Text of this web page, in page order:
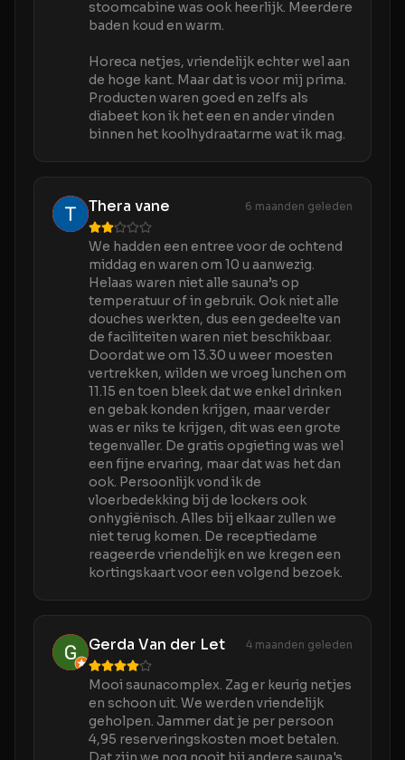
stoomcabine was ook heerlijk. Meerdere
baden koud en warm.
Horeca netjes, vriendelijk echter wel aan
de hoge kant. Maar dat is voor mij prima.
Producten waren goed en zelfs als
diabeet kon ik het een en ander vinden
binnen het koolhydraatarme wat ik mag.
Thera vane 6 maanden geleden
We hadden een entree voor de ochtend
middag en waren om 10 u aanwezig.
Helaas waren niet alle sauna’s op
temperatuur of in gebruik. Ook niet alle
douches werkten, dus een gedeelte van
de faciliteiten waren niet beschikbaar.
Doordat we om 13.30 u weer moesten
vertrekken, wilden we vroeg lunchen om
11.15 en toen bleek dat we enkel drinken
en gebak konden krijgen, maar verder
was er niks te krijgen, dit was een grote
tegenvaller. De gratis opgieting was wel
een fijne ervaring, maar dat was het dan
ook. Persoonlijk vond ik de
vloerbedekking bij de lockers ook
onhygiënisch. Alles bij elkaar zullen we
niet terug komen. De receptiedame
reageerde vriendelijk en we kregen een
kortingskaart voor een volgend bezoek.
Gerda Van der Let 4 maanden geleden
Mooi saunacomplex. Zag er keurig netjes
en schoon uit. We werden vriendelijk
geholpen. Jammer dat je per persoon
4,95 reserveringskosten moet betalen.